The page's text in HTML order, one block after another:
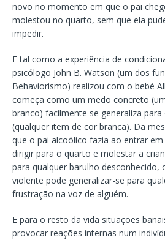
novo no momento em que o pai
molestou no quarto, sem que ela
impedir.
E tal como a experiência de
psicólogo John B. Watson (um dos
Behaviorismo) realizou com o bebé
começa como um medo concreto
branco) facilmente se generaliza
(qualquer item de cor branca). Da
que o pai alcoólico fazia ao entrar
dirigir para o quarto e molestar a
para qualquer barulho desconhecido,
violente pode generalizar-se para
frustração na voz de alguém.
E para o resto da vida situações
provocar reações internas num